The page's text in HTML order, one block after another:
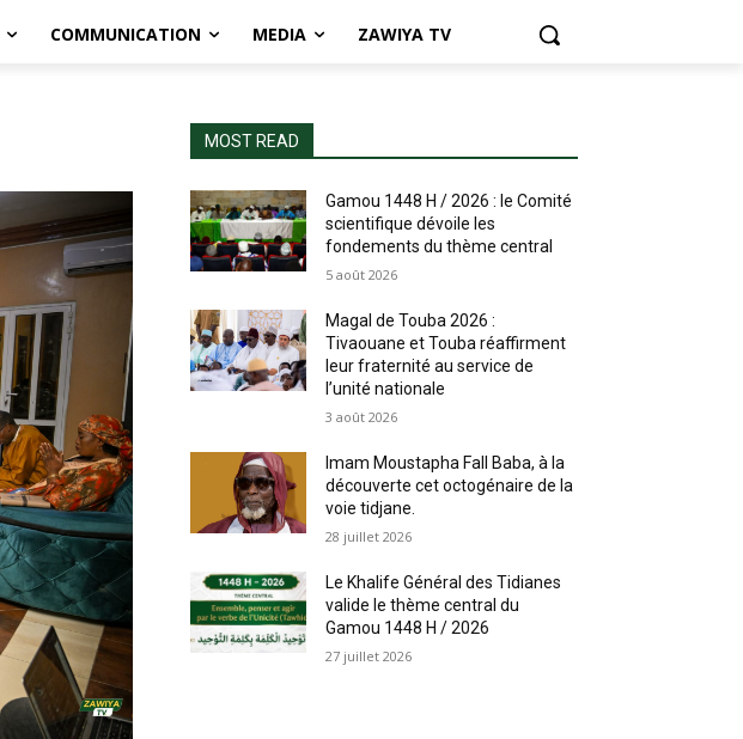
COMMUNICATION MEDIA ZAWIYA TV
MOST READ
Gamou 1448 H / 2026 : le Comité
scientifique dévoile les
fondements du thème central
5 août 2026
Magal de Touba 2026 :
Tivaouane et Touba réaffirment
leur fraternité au service de
l’unité nationale
3 août 2026
Imam Moustapha Fall Baba, à la
découverte cet octogénaire de la
voie tidjane.
28 juillet 2026
Le Khalife Général des Tidianes
valide le thème central du
Gamou 1448 H / 2026
27 juillet 2026